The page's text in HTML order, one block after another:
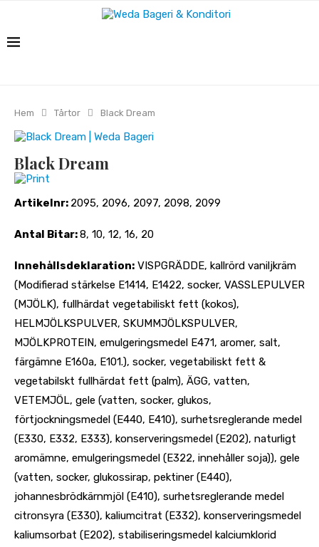
Hem Tårtor Black Dream
Black Dream
Print
Artikelnr: 2095, 2096, 2097, 2098, 2099
Antal Bitar:8, 10, 12, 16, 20
Innehållsdeklaration: VISPGRÄDDE, kallrörd vaniljkräm
(Modifierad stärkelse E1414, E1422, socker, VASSLEPULVER
(MJÖLK), fullhärdat vegetabiliskt fett (kokos),
HELMJÖLKSPULVER, SKUMMJÖLKSPULVER,
MJÖLKPROTEIN, emulgeringsmedel E471, aromer, salt,
färgämne E160a, E101.), socker, vegetabiliskt fett &
vegetabilskt fullhärdat fett (palm), ÄGG, vatten,
VETEMJÖL, gele (vatten, socker, glukos,
förtjockningsmedel (E440, E410), surhetsreglerande medel
(E330, E332, E333), konserveringsmedel (E202), naturligt
aromämne, emulgeringsmedel (E322, innehåller soja)), gele
(vatten, socker, glukossirap, pektiner (E440),
johannesbrödkärnmjöl (E410), surhetsreglerande medel
citronsyra (E330), kaliumcitrat (E332), konserveringsmedel
kaliumsorbat (E202), stabiliseringsmedel kalciumklorid